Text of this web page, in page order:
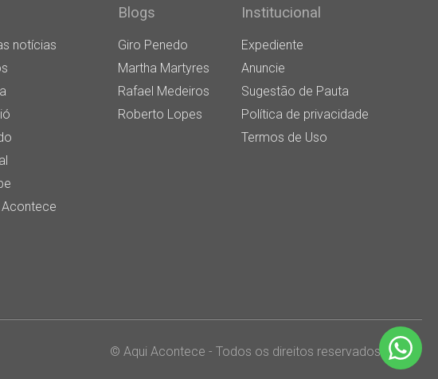
notícias
Blogs
Giro Penedo
Martha Martyres
Rafael Medeiros
Roberto Lopes
Institucional
Expediente
Anuncie
Sugestão de Pauta
Política de privacidade
Termos de Uso
© Aqui Acontece - Todos os direitos reservados